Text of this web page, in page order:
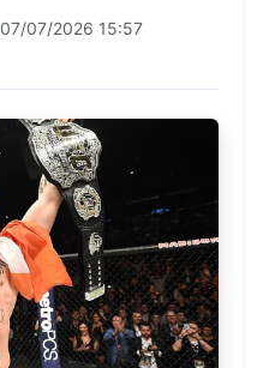
07/07/2026 15:57